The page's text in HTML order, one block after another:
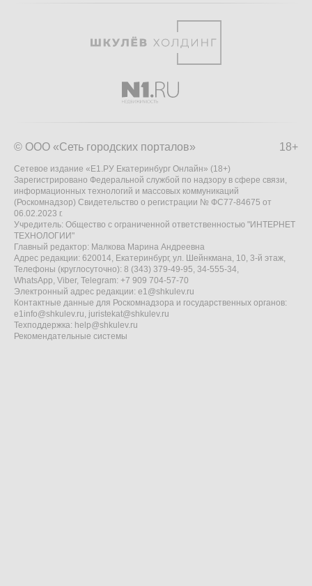
18+
© ООО «Сеть городских порталов»
Сетевое издание «Е1.РУ Екатеринбург Онлайн» (18+)
Зарегистрировано Федеральной службой по надзору в сфере связи,
информационных технологий и массовых коммуникаций
(Роскомнадзор) Свидетельство о регистрации № ФС77-84675 от
06.02.2023 г.
Учредитель: Общество с ограниченной ответственностью "ИНТЕРНЕТ
ТЕХНОЛОГИИ"
Главный редактор: Малкова Марина Андреевна
Адрес редакции: 620014, Екатеринбург, ул. Шейнкмана, 10, 3-й этаж,
Телефоны (круглосуточно): 8 (343) 379-49-95, 34-555-34,
WhatsApp, Viber, Telegram: +7 909 704-57-70
Электронный адрес редакции: e1@shkulev.ru
Контактные данные для Роскомнадзора и государственных органов:
e1info@shkulev.ru, juristekat@shkulev.ru
Техподдержка: help@shkulev.ru
Рекомендательные системы